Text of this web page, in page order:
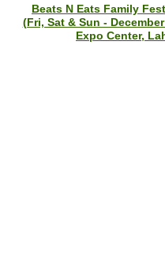
Beats N Eats Family
(Fri, Sat & Sun -
Expo Center,